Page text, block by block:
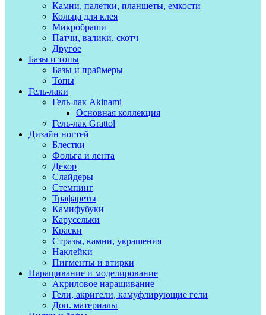
Камни, палетки, планшеты, емкости
Кольца для клея
Микробраши
Патчи, валики, скотч
Другое
Базы и топы
Базы и праймеры
Топы
Гель-лаки
Гель-лак Akinami
Основная коллекция
Гель-лак Grattol
Дизайн ногтей
Блестки
Фольга и лента
Декор
Слайдеры
Стемпинг
Трафареты
Камифубуки
Карусельки
Краски
Стразы, камни, украшения
Наклейки
Пигменты и втирки
Наращивание и моделирование
Акриловое наращивание
Гели, акригели, камуфлирующие гели
Доп. материалы